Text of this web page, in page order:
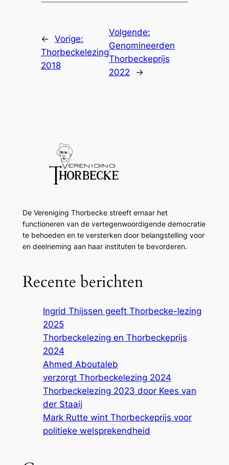
← Vorige:
Thorbeckelezing
2018
Volgende:
Genomineerden
Thorbeckeprijs
2022
→
De Vereniging Thorbecke streeft ernaar het
functioneren van de vertegenwoordigende democratie
te behoeden en te versterken door belangstelling voor
en deelneming aan haar instituten te bevorderen.
Recente berichten
Ingrid Thijssen geeft Thorbecke-lezing
2025
Thorbeckelezing en Thorbeckeprijs
2024
Ahmed Aboutaleb
verzorgt Thorbeckelezing 2024
Thorbeckelezing 2023 door Kees van
der Staaij
Mark Rutte wint Thorbeckeprijs voor
politieke welsprekendheid